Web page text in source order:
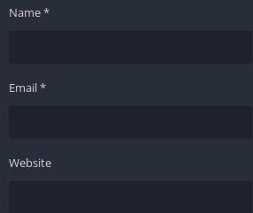
Name*
Email*
Website